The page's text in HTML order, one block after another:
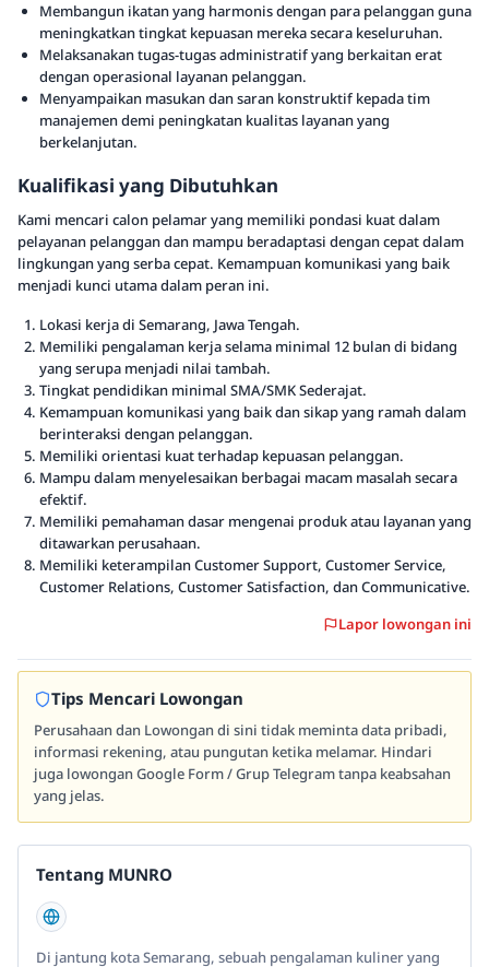
Membangun ikatan yang harmonis dengan para pelanggan guna
meningkatkan tingkat kepuasan mereka secara keseluruhan.
Melaksanakan tugas-tugas administratif yang berkaitan erat
dengan operasional layanan pelanggan.
Menyampaikan masukan dan saran konstruktif kepada tim
manajemen demi peningkatan kualitas layanan yang
berkelanjutan.
Kualifikasi yang Dibutuhkan
Kami mencari calon pelamar yang memiliki pondasi kuat dalam
pelayanan pelanggan dan mampu beradaptasi dengan cepat dalam
lingkungan yang serba cepat. Kemampuan komunikasi yang baik
menjadi kunci utama dalam peran ini.
Lokasi kerja di Semarang, Jawa Tengah.
Memiliki pengalaman kerja selama minimal 12 bulan di bidang
yang serupa menjadi nilai tambah.
Tingkat pendidikan minimal SMA/SMK Sederajat.
Kemampuan komunikasi yang baik dan sikap yang ramah dalam
berinteraksi dengan pelanggan.
Memiliki orientasi kuat terhadap kepuasan pelanggan.
Mampu dalam menyelesaikan berbagai macam masalah secara
efektif.
Memiliki pemahaman dasar mengenai produk atau layanan yang
ditawarkan perusahaan.
Memiliki keterampilan Customer Support, Customer Service,
Customer Relations, Customer Satisfaction, dan Communicative.
Lapor lowongan ini
Tips Mencari Lowongan
Perusahaan dan Lowongan di sini tidak meminta data pribadi,
informasi rekening, atau pungutan ketika melamar. Hindari
juga lowongan Google Form / Grup Telegram tanpa keabsahan
yang jelas.
Tentang MUNRO
Di jantung kota Semarang, sebuah pengalaman kuliner yang